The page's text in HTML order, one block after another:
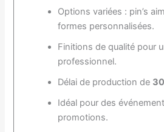
Options variées : pin’s
formes personnalisées.
Finitions de qualité pour
professionnel.
Délai de production de
Idéal pour des
promotions.